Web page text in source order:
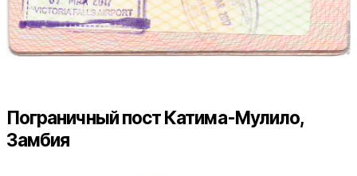
Пограничный пост Катима-Мулило,
Замбия